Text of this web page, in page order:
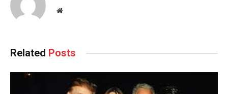
Website
Related Posts